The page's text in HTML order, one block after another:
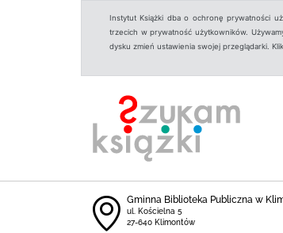
Instytut Książki dba o ochronę prywatności
trzecich w prywatność użytkowników.
dysku zmień ustawienia swojej przeglądarki.
Gminna Biblioteka Publiczna w
ul. Kościelna 5
27-640 Klimontów